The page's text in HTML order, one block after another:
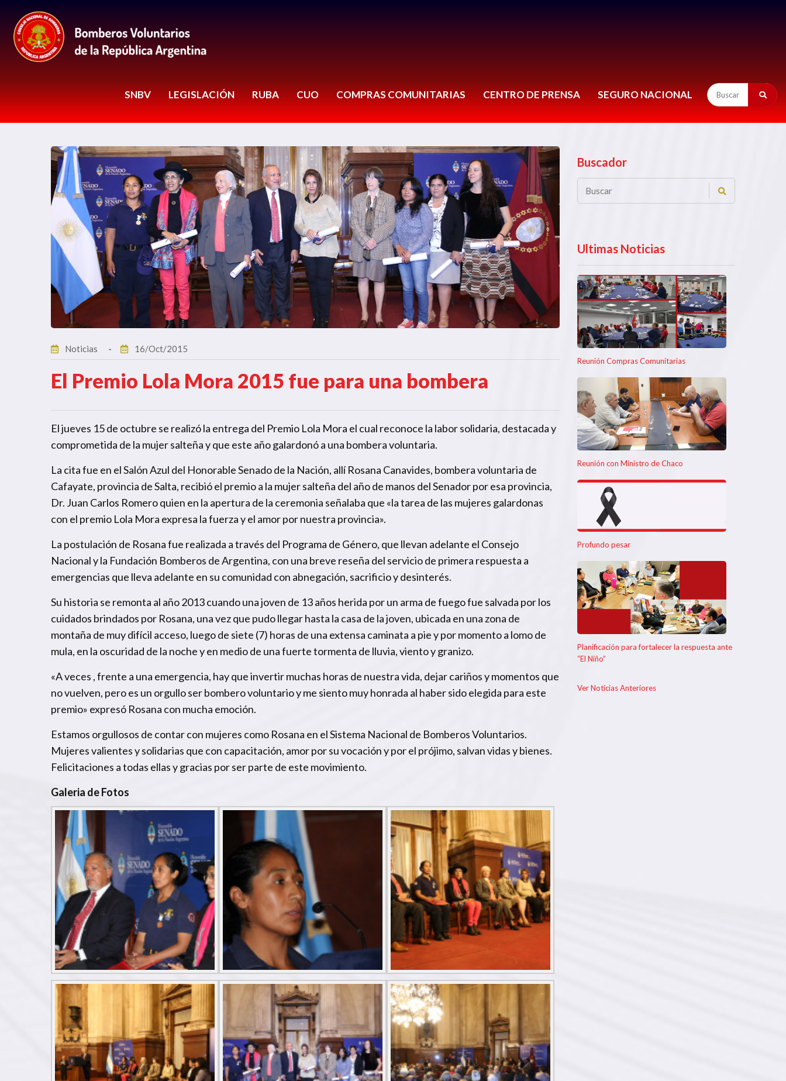
SNBV LEGISLACIÓN RUBA CUO COMPRAS COMUNITARIAS CENTRO DE PRENSA SEGURO NACIONAL
Noticias 16/Oct/2015
El Premio Lola Mora 2015 fue para una bombera
El jueves 15 de octubre se realizó la entrega del Premio Lola Mora el cual reconoce la labor solidaria, destacada y
comprometida de la mujer salteña y que este año galardonó a una bombera voluntaria.
La cita fue en el Salón Azul del Honorable Senado de la Nación, allí Rosana Canavides, bombera voluntaria de
Cafayate, provincia de Salta, recibió el premio a la mujer salteña del año de manos del Senador por esa provincia,
Dr. Juan Carlos Romero quien en la apertura de la ceremonia señalaba que «la tarea de las mujeres galardonas
con el premio Lola Mora expresa la fuerza y el amor por nuestra provincia».
La postulación de Rosana fue realizada a través del Programa de Género, que llevan adelante el Consejo
Nacional y la Fundación Bomberos de Argentina, con una breve reseña del servicio de primera respuesta a
emergencias que lleva adelante en su comunidad con abnegación, sacrificio y desinterés.
Su historia se remonta al año 2013 cuando una joven de 13 años herida por un arma de fuego fue salvada por los
cuidados brindados por Rosana, una vez que pudo llegar hasta la casa de la joven, ubicada en una zona de
montaña de muy difícil acceso, luego de siete (7) horas de una extensa caminata a pie y por momento a lomo de
mula, en la oscuridad de la noche y en medio de una fuerte tormenta de lluvia, viento y granizo.
«A veces , frente a una emergencia, hay que invertir muchas horas de nuestra vida, dejar cariños y momentos que
no vuelven, pero es un orgullo ser bombero voluntario y me siento muy honrada al haber sido elegida para este
premio» expresó Rosana con mucha emoción.
Estamos orgullosos de contar con mujeres como Rosana en el Sistema Nacional de Bomberos Voluntarios.
Mujeres valientes y solidarias que con capacitación, amor por su vocación y por el prójimo, salvan vidas y bienes.
Felicitaciones a todas ellas y gracias por ser parte de este movimiento.
Galeria de Fotos
Buscador
Ultimas Noticias
Reunión Compras Comunitarias
Reunión con Ministro de Chaco
Profundo pesar
Planificación para fortalecer la respuesta ante
“El Niño”
Ver Noticias Anteriores